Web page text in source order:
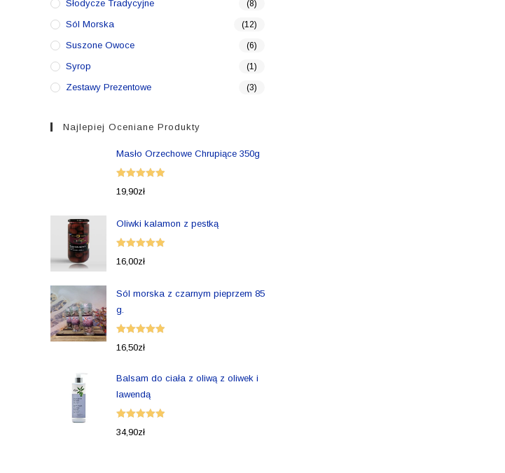
Słodycze Tradycyjne (8)
Sól Morska (12)
Suszone Owoce (6)
Syrop (1)
Zestawy Prezentowe (3)
Najlepiej Oceniane Produkty
Masło Orzechowe Chrupiące 350g
Oceniono
19,90zł
Oliwki kalamon z pestką
Oceniono
16,00zł
Sól morska z czarnym pieprzem 85
g.
Oceniono
16,50zł
Balsam do ciała z oliwą z oliwek i
lawendą
Oceniono
34,90zł